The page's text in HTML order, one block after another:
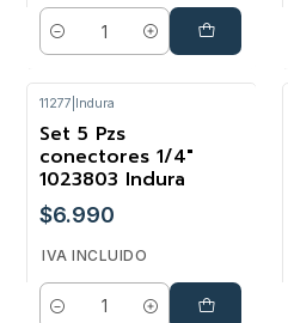
Cantidad
11277 Indura
Set 5 Pzs
conectores 1/4"
1023803 Indura
$6.990
IVA INCLUIDO
Cantidad